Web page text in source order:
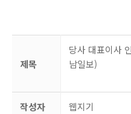
제목
당사 대표이사
남일보)
작성자 웹지기